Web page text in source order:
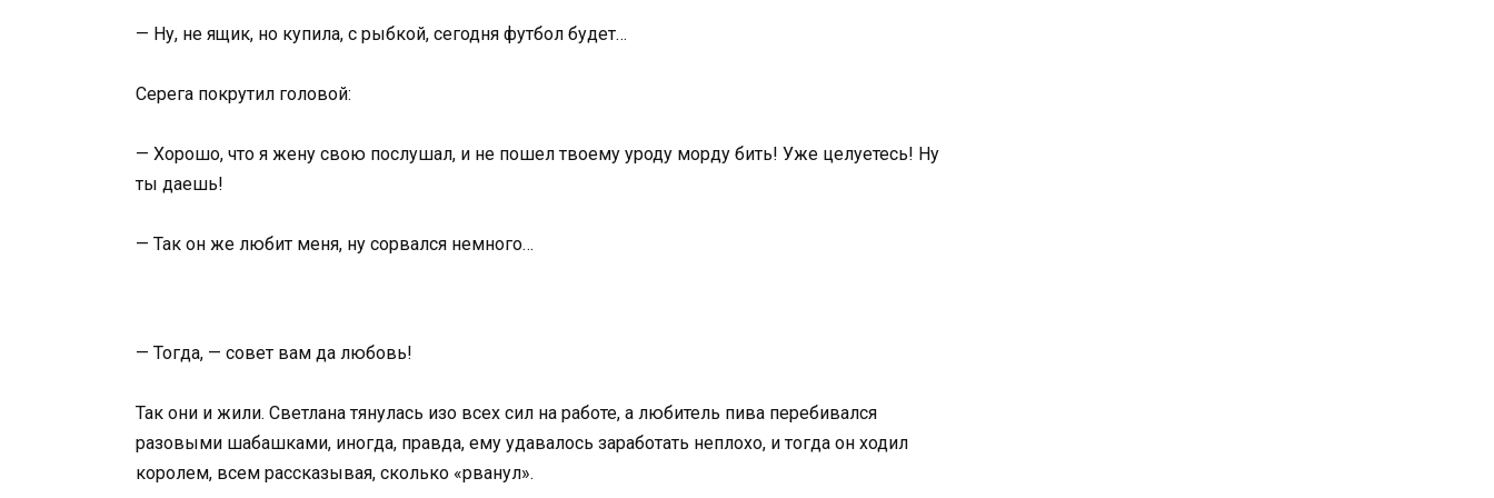
— Ну, не ящик, но купила, с рыбкой, сегодня футбол будет…
Серега покрутил головой:
— Хорошо, что я жену свою послушал, и не пошел твоему уроду морду бить! Уже целуетесь! Ну
ты даешь!
— Так он же любит меня, ну сорвался немного…
— Тогда, — совет вам да любовь!
Так они и жили. Светлана тянулась изо всех сил на работе, а любитель пива перебивался
разовыми шабашками, иногда, правда, ему удавалось заработать неплохо, и тогда он ходил
королем, всем рассказывая, сколько «рванул».